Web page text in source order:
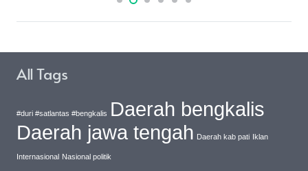
All Tags
#duri #satlantas #bengkalis Daerah bengkalis
Daerah jawa tengah Daerah kab pati Iklan
Internasional Nasional politik